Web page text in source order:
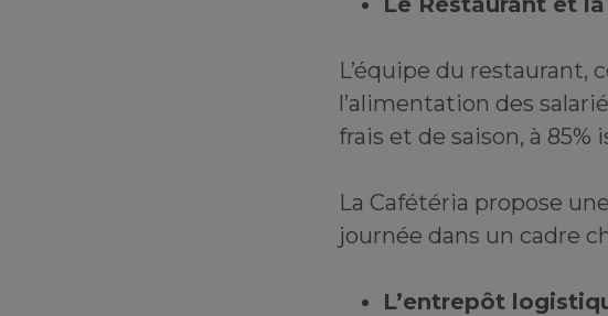
L’équipe du restaurant,
l’alimentation des
frais et de saison, à 85%
La Cafétéria propose
journée dans un cadre
L’entrepôt